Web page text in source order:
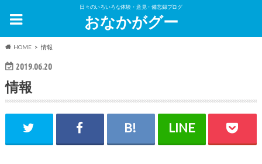
日々のいろいろな体験・意見・備忘録ブログ
おなかがグー
HOME 情報
2019.06.20
情報